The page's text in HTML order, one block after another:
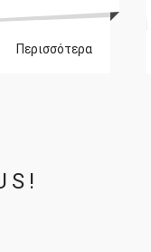
Περισσότερα